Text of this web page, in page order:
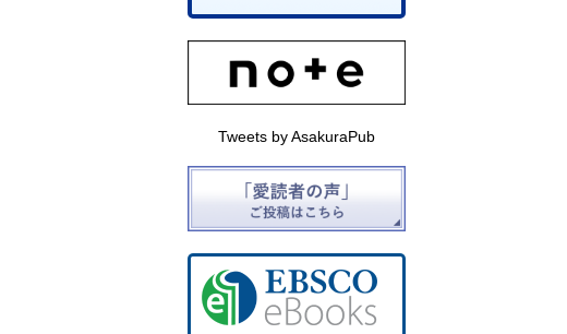
Tweets by AsakuraPub